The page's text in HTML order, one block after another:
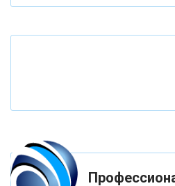
«БАНК ЮГРА»
«ТРАСТ»